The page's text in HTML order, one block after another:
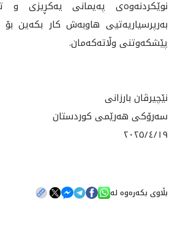
نوێکردنه‌وه‌ی پەیمانی یەکڕیزی
بەرپرسیاریه‌تیی هاوبەش کار بکەین
پێشکەوتنی وڵاته‌که‌مان.
نێچیرڤان بارزانی
سەرۆکی هەرێمی کوردستان
٢٠٢٥/٤/١٩
بڵاوی بکەرەوە لە